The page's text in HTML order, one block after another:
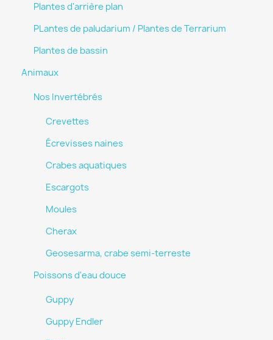
Plantes d'arrière plan
PLantes de paludarium / Plantes de Terrarium
Plantes de bassin
Animaux
Nos Invertébrés
Crevettes
Écrevisses naines
Crabes aquatiques
Escargots
Moules
Cherax
Geosesarma, crabe semi-terreste
Poissons d'eau douce
Guppy
Guppy Endler